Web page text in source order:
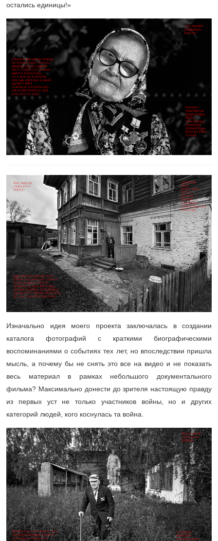
остались единицы!»
Изначально идея моего проекта заключалась в создании
каталога фотографий с краткими биографическими
воспоминаниями о событиях тех лет, но впоследствии пришла
мысль, а почему бы не снять это все на видео и не показать
весь материал в рамках небольшого документального
фильма? Максимально донести до зрителя настоящую правду
из первых уст не только участников войны, но и других
категорий людей, кого коснулась та война.